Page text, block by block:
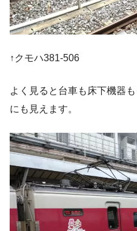
↑クモハ381-506
よく見ると台車も床下機器
にも見えます。